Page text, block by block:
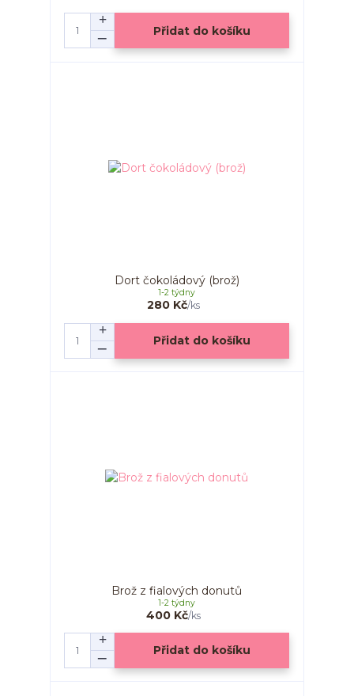
Přidat do košíku
Dort čokoládový (brož)
280 Kč/ks
1-2 týdny
Přidat do košíku
Brož z fialových donutů
400 Kč/ks
1-2 týdny
Přidat do košíku